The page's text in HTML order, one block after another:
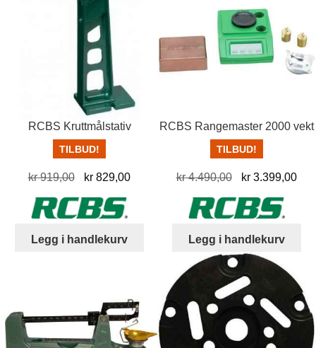
velges
produktsiden
RCBS Kruttmålstativ
TILBUD!
kr919,00
Opprinnelig
pris
var:
kr 829,00Nåværende
Legg i handlekurv
RCBS Rangemaster 2000 vekt
TILBUD!
kr4.490,00
Opprinnelig
pris
var:
kr 3.399,00
Legg i handlekurv